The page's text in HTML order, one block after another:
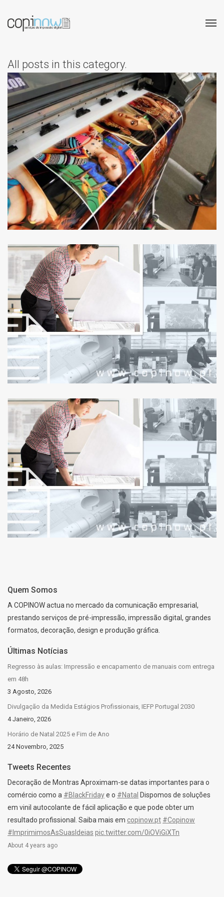
All posts in this category.
PAPEL FOTOGRÁFICO DE
ALTA QUALIDADE
ESPECIALISTAS EM
FAZER CRESCER O SEU
NEGÓCIO
GRANDES FORMATOS:
DESENHOS TÉCNICOS E
CAD
Quem Somos
A COPINOW actua no mercado da comunicação empresarial,
prestando serviços de pré-impressão, impressão digital, grandes
formatos, decoração, design e produção gráfica.
Últimas Notícias
Regresso às aulas: Impressão e encapamento de manuais com entrega
em 48h
3 Agosto, 2026
Divulgação da Medida Estágios Profissionais, IEFP Portugal 2030
4 Janeiro, 2026
Horário de Natal 2025 e Fim de Ano
24 Novembro, 2025
Tweets Recentes
Decoração de Montras Aproximam-se datas importantes para o
comércio como a #BlackFridaye o #Natal Dispomos de soluções
em vinil autocolante de fácil aplicação e que pode obter um
resultado profissional. Saiba mais em copinow.pt #Copinow
#ImprimimosAsSuasIdeias pic.twitter.com/0iOViGiXTn
About 4 years ago